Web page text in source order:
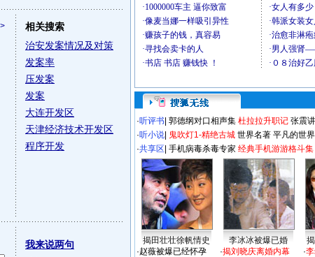
相关搜索
治安发案情况及对策
发案率
压发案
发案
大连开发区
天津经济技术开发区
程序开发
我来说两句
·听评书 郭德纲对口相声集 杜拉拉升职记 张震
·听小说 鬼吹灯1-精绝古城 世界名著 平凡的世界
·共享区 手机病毒杀毒专家 经典手机游游格斗集
揭田壮壮徐帆情史 李冰冰被爆已婚
·赵薇被爆已经怀孕
·揭刘晓庆离婚内幕
·